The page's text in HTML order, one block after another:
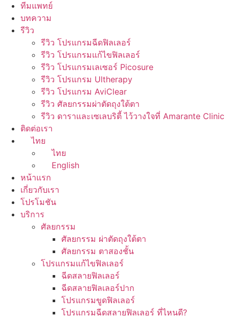
ทีมแพทย์
บทความ
รีวิว
รีวิว โปรแกรมฉีดฟิลเลอร์
รีวิว โปรแกรมแก้ไขฟิลเลอร์
รีวิว โปรแกรมเลเซอร์ Picosure
รีวิว โปรแกรม Ultherapy
รีวิว โปรแกรม AviClear
รีวิว ศัลยกรรมผ่าตัดถุงใต้ตา
รีวิว ดาราและเซเลบริตี้ ไว้วางใจที่ Amarante Clinic
ติดต่อเรา
ไทย
ไทย
English
หน้าแรก
เกี่ยวกับเรา
โปรโมชัน
บริการ
ศัลยกรรม
ศัลยกรรม ผ่าตัดถุงใต้ตา
ศัลยกรรม ตาสองชั้น
โปรแกรมแก้ไขฟิลเลอร์
ฉีดสลายฟิลเลอร์
ฉีดสลายฟิลเลอร์ปาก
โปรแกรมขูดฟิลเลอร์
โปรแกรมฉีดสลายฟิลเลอร์ ที่ไหนดี?